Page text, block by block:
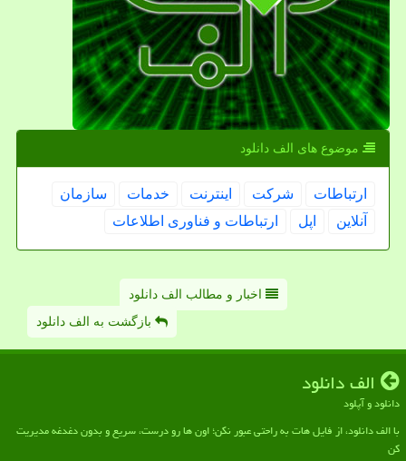
موضوع های الف دانلود
ارتباطات شركت اینترنت خدمات
سازمان
آنلاین
اپل ارتباطات و فناوری اطلاعات
اخبار و مطالب الف دانلود
بازگشت به الف دانلود
الف دانلود
دانلود و آپلود
با الف دانلود، از فایل هات به راحتی عبور نکن؛ اون ها رو درست، سریع و بدون دغدغه مدیریت
کن